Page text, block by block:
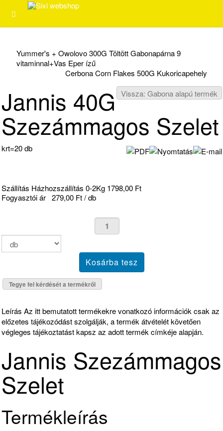
Yummer's + Owolovo 300G Töltött Gabonapárna 9
vitaminnal+Vas Eper ízű
Cerbona Corn Flakes 500G Kukoricapehely
Vissza: Gabona alapú termék
Jannis 40G
Szezámmagos Szelet
krt=20 db
Szállítás Házhozszállítás 0-2Kg 1798,00 Ft
Fogyasztói ár 279,00 Ft / db
Tegye fel kérdését a termékről
Leírás Az itt bemutatott termékekre vonatkozó információk csak az
előzetes tájékozódást szolgálják, a termék átvételét követően
végleges tájékoztatást kapsz az adott termék címkéje alapján.
Jannis Szezámmagos
Szelet
Termékleírás